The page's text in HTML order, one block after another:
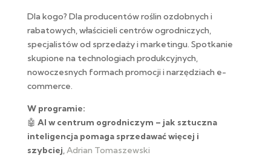
Dla kogo? Dla producentów roślin ozdobnych i
rabatowych, właścicieli centrów ogrodniczych,
specjalistów od sprzedaży i marketingu. Spotkanie
skupione na technologiach produkcyjnych,
nowoczesnych formach promocji i narzędziach e-
commerce.
W programie:
🤖 AI w centrum ogrodniczym – jak sztuczna
inteligencja pomaga sprzedawać więcej i
szybciej,Adrian Tomaszewski